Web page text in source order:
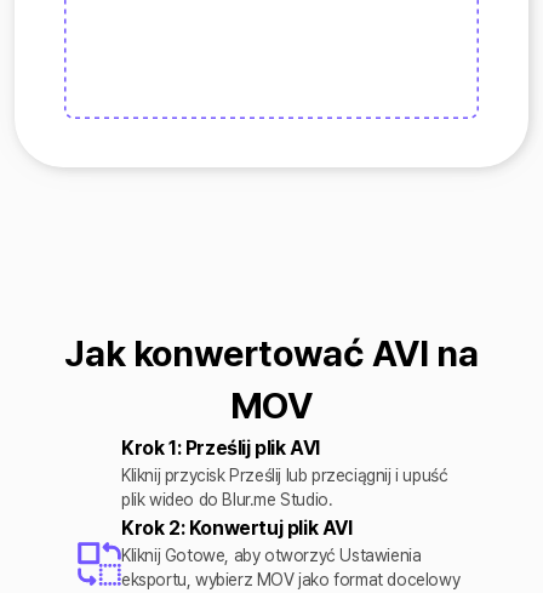
Jak konwertować AVI na
MOV
Krok 1: Prześlij plik AVI
Kliknij przycisk Prześlij lub przeciągnij i upuść
plik wideo do Blur.me Studio.
Krok 2: Konwertuj plik AVI
Kliknij Gotowe, aby otworzyć Ustawienia
eksportu, wybierz MOV jako format docelowy